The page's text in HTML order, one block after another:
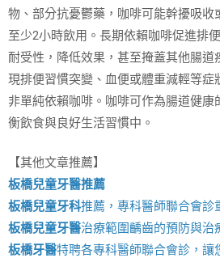
物、部分抗憂鬱藥，咖啡可能幹擾吸收
至少2小時飲用。長期依賴咖啡促進排
耐受性，降低效果，甚至掩蓋其他腸道
現排便習慣突變、血便或體重減輕等症
非單純依賴咖啡。咖啡可作為腸道健康
衡飲食與良好生活習慣中。
【其他文章推薦】
板橋兒童牙醫推薦
板橋兒童牙科推薦，專科醫師聯合會診
板橋兒童牙醫治療範圍齲齒的預防與治
板橋牙醫特聘各專科醫師聯合會診，讓